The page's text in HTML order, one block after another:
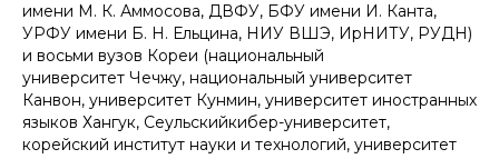
имени М. К. Аммосова, ДВФУ, БФУ имени И. Канта,
УРФУ имени Б. Н. Ельцина, НИУ ВШЭ, ИрНИТУ, РУДН)
и восьми вузов Кореи (национальный
университет Чечжу, национальный университет
Канвон, университет Кунмин, университет иностранных
языков Хангук, Сеульскийкибер-университет,
корейский институт науки и технологий, университет